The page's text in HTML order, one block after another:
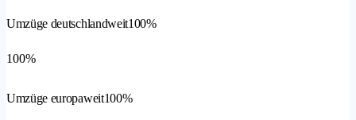
Umzüge deutschlandweit100%
100%
Umzüge europaweit100%